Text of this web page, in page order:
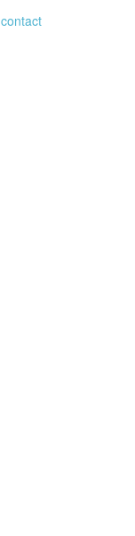
contact